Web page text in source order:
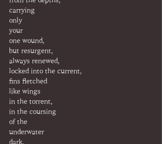
carrying
only
your
one wound,
but resurgent,
always renewed,
locked into the current,
fins fletched
like wings
in the torrent,
in the coursing
of the
underwater
dark,